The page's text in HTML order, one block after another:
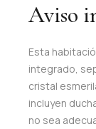
Aviso
Esta
integrado,
cristal
incluyen
no sea